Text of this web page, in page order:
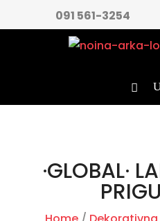
091 561-3254
·GLOBAL·